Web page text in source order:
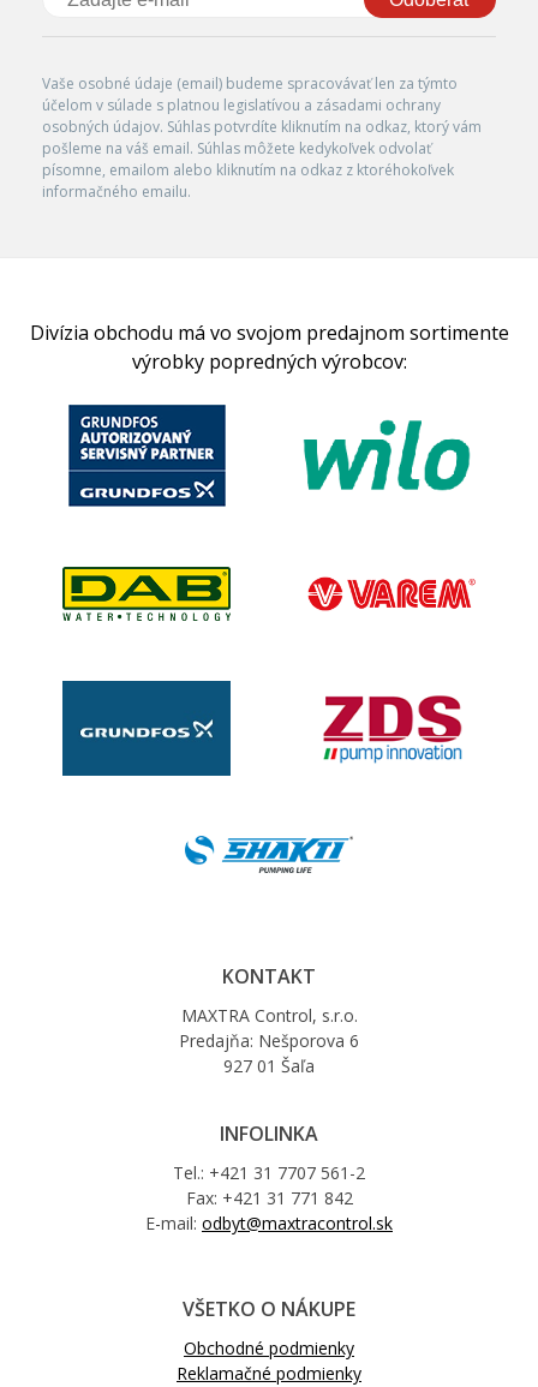
Vaše osobné údaje (email) budeme spracovávať len za týmto
účelom v súlade s platnou legislatívou a zásadami ochrany
osobných údajov. Súhlas potvrdíte kliknutím na odkaz, ktorý vám
pošleme na váš email. Súhlas môžete kedykoľvek odvolať
písomne, emailom alebo kliknutím na odkaz z ktoréhokoľvek
informačného emailu.
Divízia obchodu má vo svojom predajnom sortimente
výrobky popredných výrobcov:
KONTAKT
MAXTRA Control, s.r.o.
Predajňa: Nešporova 6
927 01 Šaľa
INFOLINKA
Tel.: +421 31 7707 561-2
Fax: +421 31 771 842
E-mail: odbyt@maxtracontrol.sk
VŠETKO O NÁKUPE
Obchodné podmienky
Reklamačné podmienky